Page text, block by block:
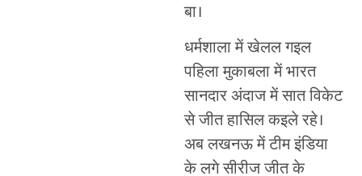
बा।
धर्मशाला में खेलल गइल
पहिला मुकाबला में भारत
सानदार अंदाज में सात विकेट
से जीत हासिल कइले रहे।
अब लखनऊ में टीम इंडिया
के लगे सीरीज जीत के